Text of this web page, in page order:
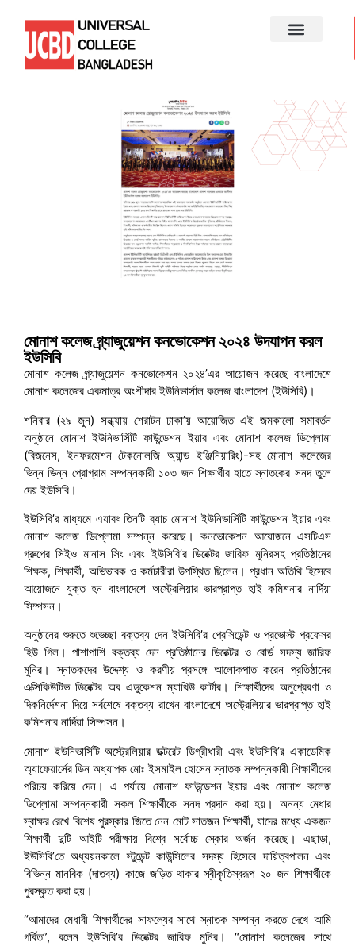
মোনাশ কলেজ গ্র্যাজুয়েশন কনভোকেশন ২০২৪ উদযাপন করল
ইউসিবি
মোনাশ কলেজ গ্র্যাজুয়েশন কনভোকেশন ২০২৪’এর আয়োজন করেছে বাংলাদেশে
মোনাশ কলেজের একমাত্র অংশীদার ইউনিভার্সাল কলেজ বাংলাদেশ (ইউসিবি)।
শনিবার (২৯ জুন) সন্ধ্যায় শেরাটন ঢাকা’য় আয়োজিত এই জমকালো সমাবর্তন
অনুষ্ঠানে মোনাশ ইউনিভার্সিটি ফাউন্ডেশন ইয়ার এবং মোনাশ কলেজ ডিপ্লোমা
(বিজনেস, ইনফরমেশন টেকনোলজি অ্যান্ড ইঞ্জিনিয়ারিং)-সহ মোনাশ কলেজের
ভিন্ন ভিন্ন প্রোগ্রাম সম্পন্নকারী ১০৩ জন শিক্ষার্থীর হাতে স্নাতকের সনদ তুলে
দেয় ইউসিবি।
ইউসিবি’র মাধ্যমে এযাবৎ তিনটি ব্যাচ মোনাশ ইউনিভার্সিটি ফাউন্ডেশন ইয়ার এবং
মোনাশ কলেজ ডিপ্লোমা সম্পন্ন করেছে। কনভোকেশন আয়োজনে এসটিএস
গ্রুপের সিইও মানাস সিং এবং ইউসিবি’র ডিরেক্টর জারিফ মুনিরসহ প্রতিষ্ঠানের
শিক্ষক, শিক্ষার্থী, অভিভাবক ও কর্মচারীরা উপস্থিত ছিলেন। প্রধান অতিথি হিসেবে
আয়োজনে যুক্ত হন বাংলাদেশে অস্ট্রেলিয়ার ভারপ্রাপ্ত হাই কমিশনার নার্দিয়া
সিম্পসন।
অনুষ্ঠানের শুরুতে শুভেচ্ছা বক্তব্য দেন ইউসিবি’র প্রেসিডেন্ট ও প্রভোস্ট প্রফেসর
হিউ গিল। পাশাপাশি বক্তব্য দেন প্রতিষ্ঠানের ডিরেক্টর ও বোর্ড সদস্য জারিফ
মুনির। স্নাতকদের উদ্দেশ্য ও করণীয় প্রসঙ্গে আলোকপাত করেন প্রতিষ্ঠানের
এক্সিকিউটিভ ডিরেক্টর অব এডুকেশন ম্যাথিউ কার্টার। শিক্ষার্থীদের অনুপ্রেরণা ও
দিকনির্দেশনা দিয়ে সর্বশেষে বক্তব্য রাখেন বাংলাদেশে অস্ট্রেলিয়ার ভারপ্রাপ্ত হাই
কমিশনার নার্দিয়া সিম্পসন।
মোনাশ ইউনিভার্সিটি অস্ট্রেলিয়ার ডক্টরেট ডিগ্রীধারী এবং ইউসিবি’র একাডেমিক
অ্যাফেয়ার্সের ডিন অধ্যাপক মোঃ ইসমাইল হোসেন স্নাতক সম্পন্নকারী শিক্ষার্থীদের
পরিচয় করিয়ে দেন। এ পর্যায়ে মোনাশ ফাউন্ডেশন ইয়ার এবং মোনাশ কলেজ
ডিপ্লোমা সম্পন্নকারী সকল শিক্ষার্থীকে সনদ প্রদান করা হয়। অনন্য মেধার
স্বাক্ষর রেখে বিশেষ পুরস্কার জিতে নেন মোট সাতজন শিক্ষার্থী, যাদের মধ্যে একজন
শিক্ষার্থী দুটি আইটি পরীক্ষায় বিশ্বে সর্বোচ্চ স্কোর অর্জন করেছে। এছাড়া,
ইউসিবি’তে অধ্যয়নকালে স্টুডেন্ট কাউন্সিলের সদস্য হিসেবে দায়িত্বপালন এবং
বিভিন্ন মানবিক (দাতব্য) কাজে জড়িত থাকার স্বীকৃতিস্বরূপ ২০ জন শিক্ষার্থীকে
পুরস্কৃত করা হয়।
“আমাদের মেধাবী শিক্ষার্থীদের সাফল্যের সাথে স্নাতক সম্পন্ন করতে দেখে আমি
গর্বিত”, বলেন ইউসিবি’র ডিরেক্টর জারিফ মুনির। “মোনাশ কলেজের সাথে